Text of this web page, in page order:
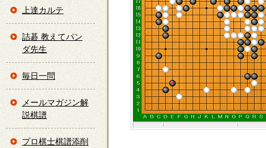
上達カルテ
詰碁 教えてパン
ダ先生
毎日一問
メールマガジン解
説棋譜
プロ棋士棋譜添削